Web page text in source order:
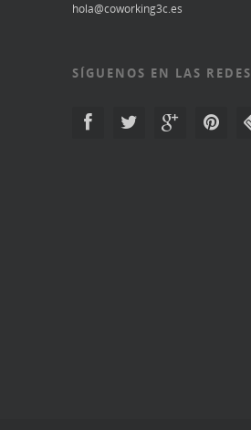
hola@coworking3c.es
SÍGUENOS EN LAS REDES